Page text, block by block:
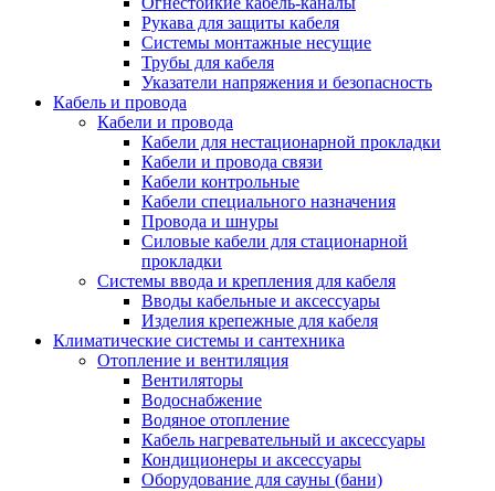
Рукава для защиты кабеля
Системы монтажные несущие
Трубы для кабеля
Указатели напряжения и безопасность
Кабель и провода
Кабели и провода
Кабели для нестационарной прокладки
Кабели и провода связи
Кабели контрольные
Кабели специального назначения
Провода и шнуры
Силовые кабели для стационарной
прокладки
Системы ввода и крепления для кабеля
Вводы кабельные и аксессуары
Изделия крепежные для кабеля
Климатические системы и сантехника
Отопление и вентиляция
Вентиляторы
Водоснабжение
Водяное отопление
Кабель нагревательный и аксессуары
Кондиционеры и аксессуары
Оборудование для сауны (бани)